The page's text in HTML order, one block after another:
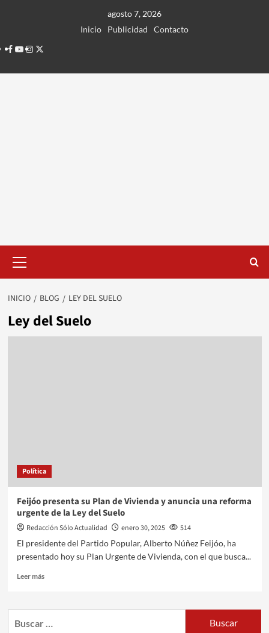
agosto 7, 2026
Inicio
Publicidad
Contacto
Facebook
Youtube
Instagram
Twitter
principal
INICIO BLOG LEY DEL SUELO
Ley del Suelo
Política
Feijóo presenta su Plan de Vivienda y anuncia una reforma
urgente de la Ley del Suelo
Redacción Sólo Actualidad enero 30, 2025
514
El presidente del Partido Popular, Alberto Núñez Feijóo, ha
presentado hoy su Plan Urgente de Vivienda, con el que busca...
Leer más